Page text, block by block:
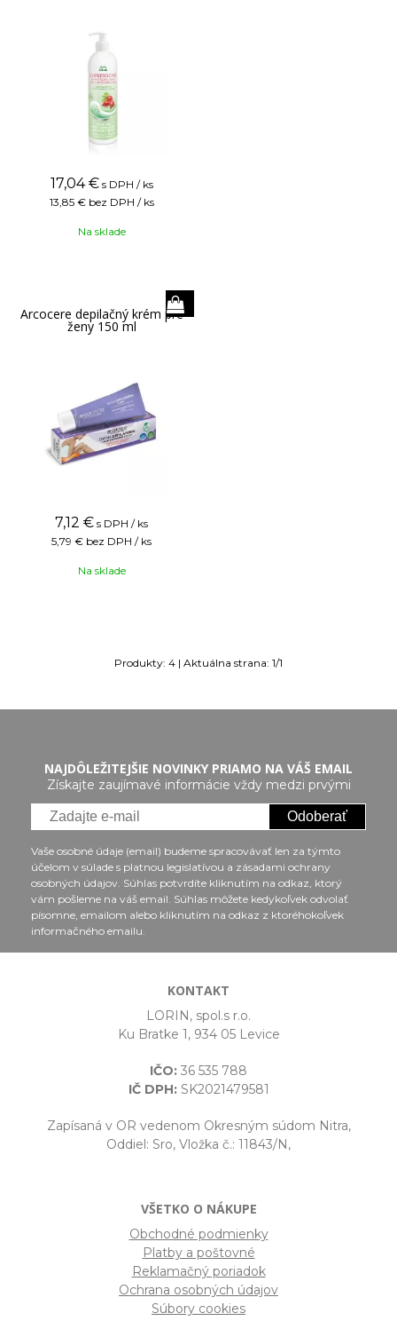
17,04 € s DPH / ks
13,85 € bez DPH / ks
Na sklade
Arcocere depilačný krém pre
ženy 150 ml
7,12 € s DPH / ks
5,79 € bez DPH / ks
Na sklade
Produkty: 4 | Aktuálna strana: 1/1
NAJDÔLEŽITEJŠIE NOVINKY PRIAMO NA VÁŠ EMAIL
Získajte zaujímavé informácie vždy medzi prvými
Odoberať
Vaše osobné údaje (email) budeme spracovávať len za týmto
účelom v súlade s platnou legislatívou a zásadami ochrany
osobných údajov. Súhlas potvrdíte kliknutím na odkaz, ktorý
vám pošleme na váš email. Súhlas môžete kedykoľvek odvolať
písomne, emailom alebo kliknutím na odkaz z ktoréhokoľvek
informačného emailu.
KONTAKT
LORIN, spol.s r.o.
Ku Bratke 1, 934 05 Levice
IČO: 36 535 788
IČ DPH:SK2021479581
Zapísaná v OR vedenom Okresným súdom Nitra,
Oddiel: Sro, Vložka č.: 11843/N,
VŠETKO O NÁKUPE
Obchodné podmienky
Platby a poštovné
Reklamačný poriadok
Ochrana osobných údajov
Súbory cookies